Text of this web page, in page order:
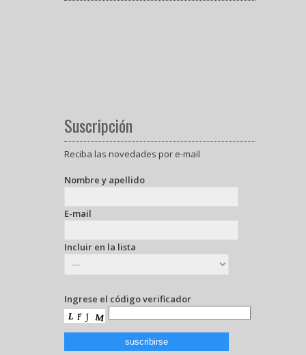
Suscripción
Reciba las novedades por e-mail
Nombre y apellido
E-mail
Incluir en la lista
Ingrese el código verificador